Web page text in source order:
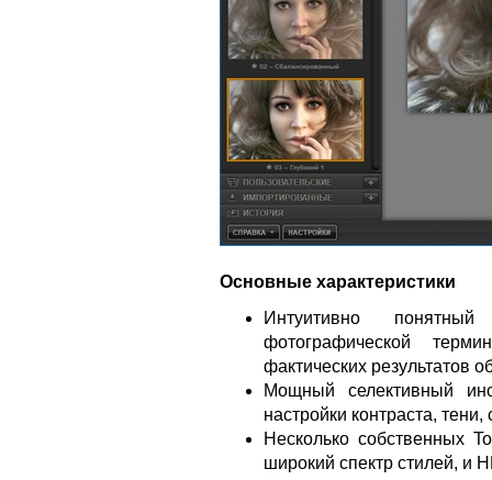
Основные характеристики
Интуитивно
фотографической
фактических результатов
Мощный селективный
настройки контраста,
Несколько собственных
широкий спектр стилей, и